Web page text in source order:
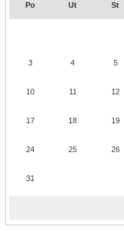
Po Ut St
3 4 5
10 11 12
17 18 19
24 25 26
31